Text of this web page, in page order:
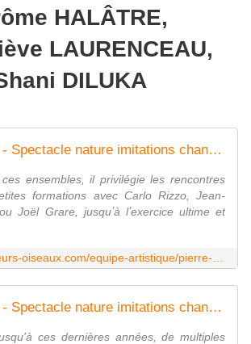
HALÂTRE,
LAURENCEAU,
DILUKA
Pierre Hamon - Spectacle nature imitations chants d'oiseaux
ensembles, il privilégie les rencontres
formations avec Carlo Rizzo, Jean-
Joël Grare, jusquʼà lʼexercice ultime et
Pierre Hamon - Spectacle nature imitations chants d'oiseaux
ces dernières années, de multiples